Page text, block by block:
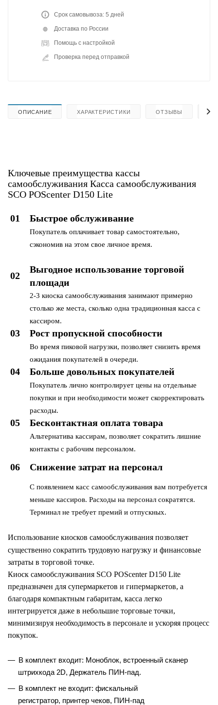
Срок самовывоза: 5 дней
Доставка по России
Помощь с настройкой
Проверка перед отправкой
ОПИСАНИЕ ХАРАКТЕРИСТИКИ ОТЗЫВЫ
Ключевые преимущества кассы
самообслуживания Касса самообслуживания
SCO POScenter D150 Lite
01 Быстрое обслуживание
Покупатель оплачивает товар самостоятельно,
сэкономив на этом свое личное время.
02
Выгодное использование торговой
площади
2-3 киоска самообслуживания занимают примерно
столько же места, сколько одна традиционная касса с
кассиром.
03 Рост пропускной способности
Во время пиковой нагрузки, позволяет снизить время
ожидания покупателей в очереди.
04 Больше довольных покупателей
Покупатель лично контролирует цены на отдельные
покупки и при необходимости может скорректировать
расходы.
05 Бесконтактная оплата товара
Альтернатива кассирам, позволяет сократить лишние
контакты с рабочим персоналом.
06 Снижение затрат на персонал
С появлением касс самообслуживания вам потребуется
меньше кассиров. Расходы на персонал сократятся.
Терминал не требует премий и отпускных.
Использование киосков самообслуживания позволяет
существенно сократить трудовую нагрузку и финансовые
затраты в торговой точке.
Киоск самообслуживания SCO POScenter D150 Lite
предназначен для супермаркетов и гипермаркетов, а
благодаря компактным габаритам, касса легко
интегрируется даже в небольшие торговые точки,
минимизируя необходимость в персонале и ускоряя процесс
покупок.
В комплект входит: Моноблок, встроенный сканер
штрихкода 2D, Держатель ПИН-пад.
В комплект не входит: фискальный
регистратор, принтер чеков, ПИН-пад